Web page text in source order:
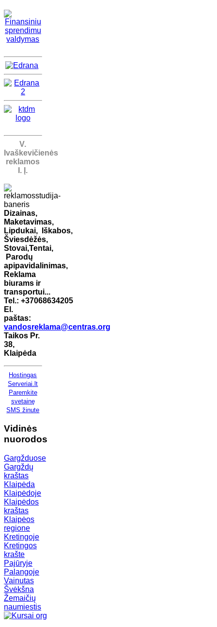
V.
Ivaškevičienės
reklamos
I. Į.
Dizainas,
Maketavimas,
Lipdukai,
Iškabos,
Šviesdėžės,
Stovai,Tentai,
Parodų
apipavidalinimas,
Reklama
biurams ir
transportui...
Tel.: +37068634205
El.
paštas:
vandosreklama@centras.org
Taikos Pr.
38,
Klaipėda
Hostingas
Serveriai.lt
Paremkite
svetainę
SMS žinute
Vidinės
nuorodos
Gargžduose
Gargždų
kraštas
Klaipėda
Klaipėdoje
Klaipėdos
kraštas
Klaipėos
regione
Kretingoje
Kretingos
krašte
Pajūryje
Palangoje
Vainutas
Švėkšna
Žemaičių
naumiestis